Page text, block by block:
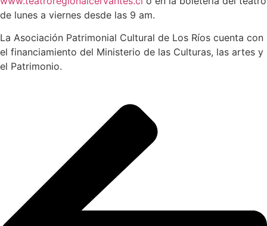
de lunes a viernes desde las 9 am.
La Asociación Patrimonial Cultural de Los Ríos cuenta con
el financiamiento del Ministerio de las Culturas, las artes y
el Patrimonio.